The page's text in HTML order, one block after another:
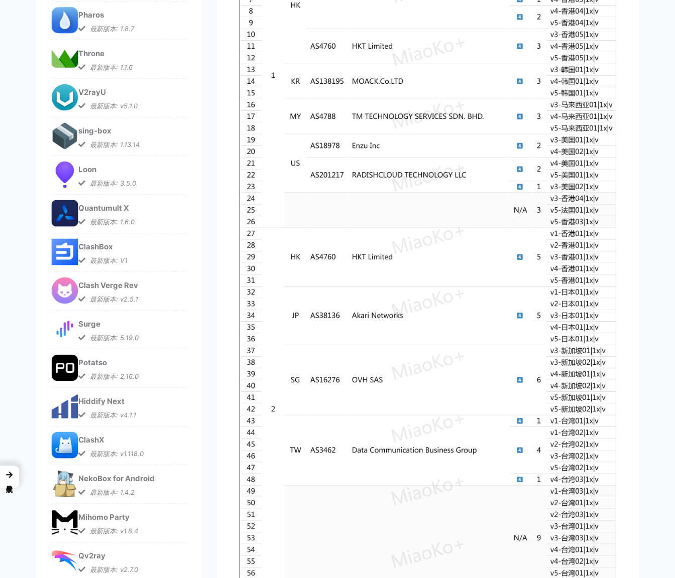
Pharos
最新版本: 1.8.7
Throne
最新版本: 1.1.6
V2rayU
最新版本: v5.1.0
sing-box
最新版本: 1.13.14
Loon
最新版本: 3.5.0
Quantumult X
最新版本: 1.6.0
ClashBox
最新版本: V1
Clash Verge Rev
最新版本: v2.5.1
Surge
最新版本: 5.19.0
Potatso
最新版本: 2.16.0
Hiddify Next
最新版本: v4.1.1
ClashX
最新版本: v1.118.0
NekoBox for Android
最新版本: 1.4.2
Mihomo Party
最新版本: v1.8.4
Qv2ray
最新版本: v2.7.0
→